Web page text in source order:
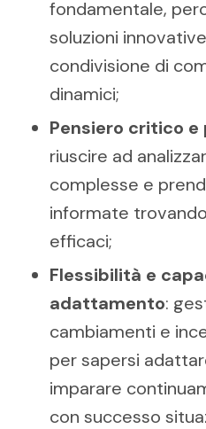
fondamentale,
soluzioni
condivisione di
dinamici;
Pensiero critico e
riuscire ad
complesse e
informate
efficaci;
Flessibilità e
adattamento:
cambiamenti e
per sapersi
imparare
con successo